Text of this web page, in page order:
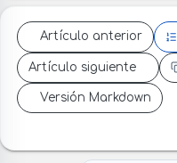
Artículo anterior
Artículo siguiente
Versión Markdown